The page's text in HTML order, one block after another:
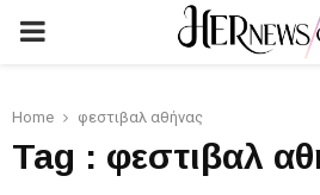
PRIMARY
Home φεστιβαλ αθήνας
Tag : φεστιβαλ